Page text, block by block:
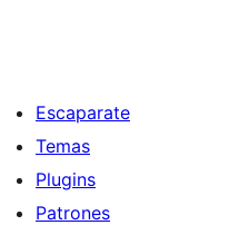
Escaparate
Temas
Plugins
Patrones